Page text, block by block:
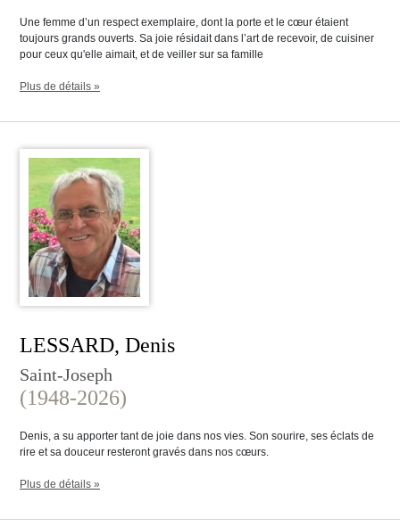
Une femme d’un respect exemplaire, dont la porte et le cœur étaient
toujours grands ouverts. Sa joie résidait dans l’art de recevoir, de cuisiner
pour ceux qu'elle aimait, et de veiller sur sa famille
Plus de détails »
LESSARD, Denis
Saint-Joseph
(1948-2026)
Denis, a su apporter tant de joie dans nos vies. Son sourire, ses éclats de
rire et sa douceur resteront gravés dans nos cœurs.
Plus de détails »